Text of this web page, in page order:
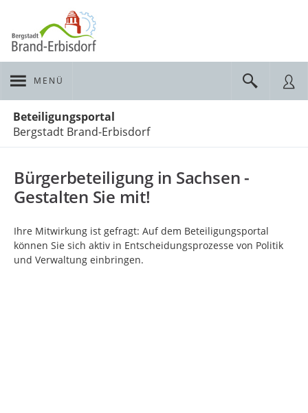
MENÜ
Beteiligungsportal
Bergstadt Brand-Erbisdorf
Bürgerbeteiligung in Sachsen -
Gestalten Sie mit!
Ihre Mitwirkung ist gefragt: Auf dem Beteiligungsportal
können Sie sich aktiv in Entscheidungsprozesse von Politik
und Verwaltung einbringen.